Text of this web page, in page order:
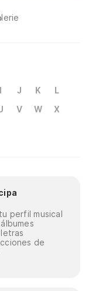
I J K
L
V W
X
perfil musical
de